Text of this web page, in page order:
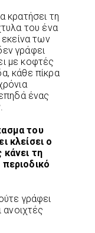
κρατήσει τη
του ένα
των
γράφει
με κοφτές
κάθε πίκρα
ένας
του
κλείσει ο
κάνει τη
γράφει
ανοιχτές